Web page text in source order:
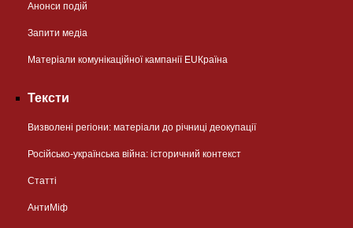
Анонси подій
Запити медіа
Матеріали комунікаційної кампанії EUКраїна
Тексти
Визволені регіони: матеріали до річниці деокупації
Російсько-українська війна: історичний контекст
Статті
АнтиМіф